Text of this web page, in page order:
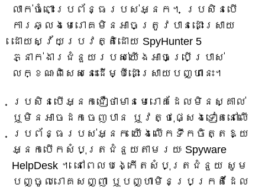
លាក់ចំពោះប្រព័ន្ធរបស់អ្នក។ ប្រសិនបើ
ការឆ្លងមេរោគមិនអាចត្រូវបានដោះស្រាយ
ដោយស្វ័យប្រវត្តិដោយ SpyHunter 5
ភ្នាក់ងារជំនួយរបស់យើងអាចប្រើប្រាស់
លក្ខណៈពិសេសនេះដើម្បីដោះស្រាយបញ្ហានេះ។
ប្រសិនបើអ្នកជឿថាមានមេរោគដែលមិនស្គាល់
ឬមិនអាចដកចេញបាន ឬវត្ថុផ្សេងទៀតនៅលើ
ប្រព័ន្ធរបស់អ្នក យើងលើកទឹកចិត្តឱ្យ
អ្នកបើកសំបុត្រជំនួយតាមរយៈ Spyware
HelpDesk ។ នៅពេលបង្កើតសំបុត្រជំនួយ សូម
បញ្ចូលរោគសញ្ញា ឬបញ្ហាមិនប្រក្រតីដែល